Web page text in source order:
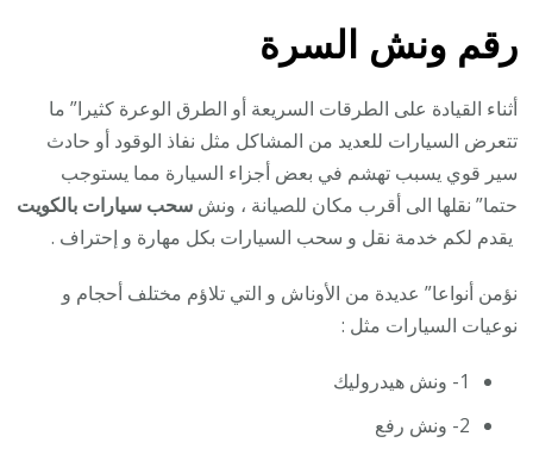
رقمونش السرة
أثناء القيادة على الطرقات السريعة أو الطرق الوعرة كثيرا” ما
تتعرض السيارات للعديد من المشاكل مثل نفاذ الوقود أو حادث
سير قوي يسبب تهشم في بعض أجزاء السيارة مما يستوجب
حتما” نقلها الى أقرب مكان للصيانة ، ونشسحب سيارات بالكويت
يقدم لكم خدمة نقل و سحب السيارات بكل مهارة و إحتراف .
نؤمن أنواعا” عديدة من الأوناش و التي تلاؤم مختلف أحجام و
نوعيات السيارات مثل :
1- ونش هيدروليك
2- ونش رفع